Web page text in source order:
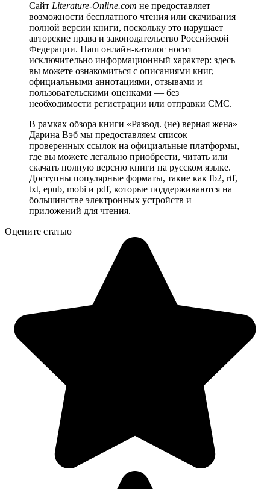
Сайт Literature-Online.com не предоставляет
возможности бесплатного чтения или скачивания
полной версии книги, поскольку это нарушает
авторские права и законодательство Российской
Федерации. Наш онлайн-каталог носит
исключительно информационный характер: здесь
вы можете ознакомиться с описаниями книг,
официальными аннотациями, отзывами и
пользовательскими оценками — без
необходимости регистрации или отправки СМС.
В рамках обзора книги «Развод. (не) верная жена»
Дарина Вэб мы предоставляем список
проверенных ссылок на официальные платформы,
где вы можете легально приобрести, читать или
скачать полную версию книги на русском языке.
Доступны популярные форматы, такие как fb2, rtf,
txt, epub, mobi и pdf, которые поддерживаются на
большинстве электронных устройств и
приложений для чтения.
Оцените статью